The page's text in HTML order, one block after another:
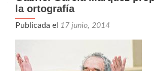
la ortografía
Publicada el 17 junio, 2014